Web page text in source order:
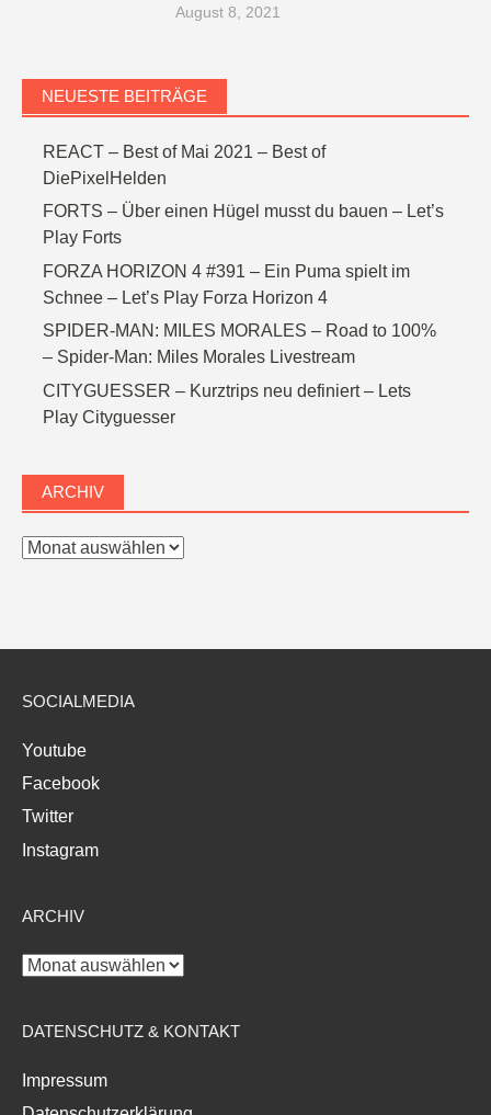
August 8, 2021
NEUESTE BEITRÄGE
REACT – Best of Mai 2021 – Best of
DiePixelHelden
FORTS – Über einen Hügel musst du bauen – Let’s
Play Forts
FORZA HORIZON 4 #391 – Ein Puma spielt im
Schnee – Let’s Play Forza Horizon 4
SPIDER-MAN: MILES MORALES – Road to 100%
– Spider-Man: Miles Morales Livestream
CITYGUESSER – Kurztrips neu definiert – Lets
Play Cityguesser
ARCHIV
Archiv
SOCIALMEDIA
Youtube
Facebook
Twitter
Instagram
ARCHIV
Archiv
DATENSCHUTZ & KONTAKT
Impressum